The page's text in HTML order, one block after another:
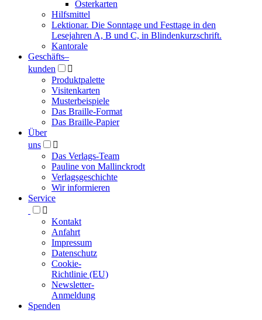
Osterkarten
Hilfsmittel
Lektionar. Die Sonntage und Festtage in den
Lesejahren A, B und C, in Blindenkurzschrift.
Kantorale
Geschäfts­–
kunden

Produktpalette
Visitenkarten
Musterbeispiele
Das Braille-Format
Das Braille-Papier
Über
uns

Das Verlags-Team
Pauline von Mallinckrodt
Verlagsgeschichte
Wir informieren
Service

Kontakt
Anfahrt
Impressum
Datenschutz
Cookie-
Richtlinie (EU)
Newsletter-
Anmeldung
Spenden